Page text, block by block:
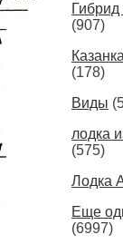
Гибрид
(907)
(178)
Виды
лодка
(575)
Лодка
Еще
(6997)